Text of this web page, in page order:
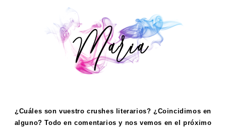
¿Cuáles son vuestro crushes literarios? ¿Coincidimos en
alguno? Todo en comentarios y nos vemos en el próximo